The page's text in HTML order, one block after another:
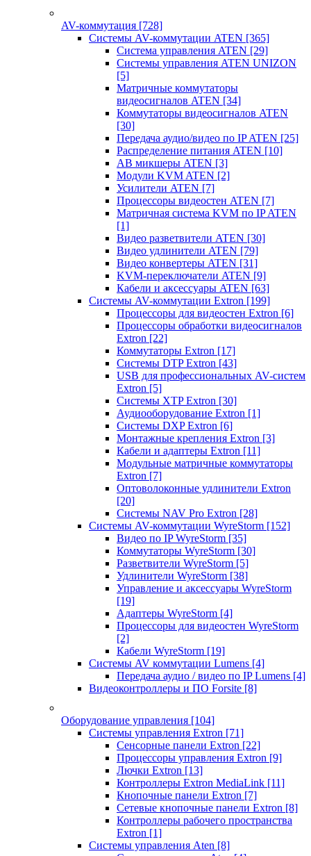
AV-коммутация [728]
Системы AV-коммутации ATEN [365]
Система управления ATEN [29]
Системы управления ATEN UNIZON
[5]
Матричные коммутаторы
видеосигналов ATEN [34]
Коммутаторы видеосигналов ATEN
[30]
Передача аудио/видео по IP ATEN [25]
Распределение питания ATEN [10]
АВ микшеры ATEN [3]
Модули KVM ATEN [2]
Усилители ATEN [7]
Процессоры видеостен ATEN [7]
Матричная система KVM по IP ATEN
[1]
Видео разветвители ATEN [30]
Видео удлинители ATEN [79]
Видео конвертеры ATEN [31]
KVM-переключатели ATEN [9]
Кабели и аксессуары ATEN [63]
Системы AV-коммутации Extron [199]
Процессоры для видеостен Extron [6]
Процессоры обработки видеосигналов
Extron [22]
Коммутаторы Extron [17]
Системы DTP Extron [43]
USB для профессиональных AV-систем
Extron [5]
Системы XTP Extron [30]
Аудиооборудование Extron [1]
Системы DXP Extron [6]
Монтажные крепления Extron [3]
Кабели и адаптеры Extron [11]
Модульные матричные коммутаторы
Extron [7]
Оптоволоконные удлинители Extron
[20]
Системы NAV Pro Extron [28]
Системы AV-коммутации WyreStorm [152]
Видео по IP WyreStorm [35]
Коммутаторы WyreStorm [30]
Разветвители WyreStorm [5]
Удлинители WyreStorm [38]
Управление и аксессуары WyreStorm
[19]
Адаптеры WyreStorm [4]
Процессоры для видеостен WyreStorm
[2]
Кабели WyreStorm [19]
Системы AV коммутации Lumens [4]
Передача аудио / видео по IP Lumens [4]
Видеоконтроллеры и ПО Forsite [8]
Оборудование управления [104]
Системы управления Extron [71]
Сенсорные панели Extron [22]
Процессоры управления Extron [9]
Лючки Extron [13]
Контроллеры Extron MediaLink [11]
Кнопочные панели Extron [7]
Сетевые кнопочные панели Extron [8]
Контроллеры рабочего пространства
Extron [1]
Системы управления Aten [8]